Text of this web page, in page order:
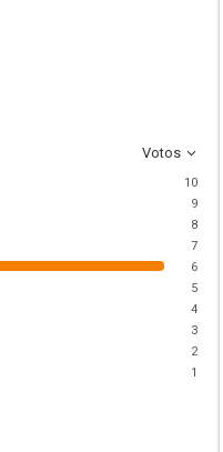
Votos
10
9
8
7
6
5
4
3
2
1